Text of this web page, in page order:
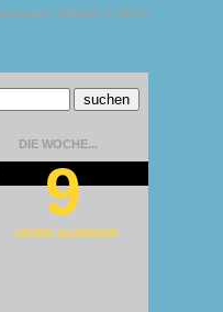
| Version 1.13.0.9
DIE WOCHE...
9
SEIDIG GLÄNZEND